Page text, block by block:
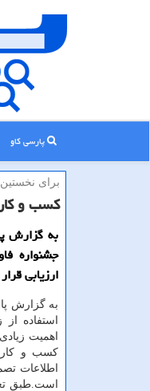
پارسی کاو
برای نخستین
كسب و
به گزارش
جشنواره
ارزیابی
به گزارش
استفاده
اهمیت
كسب و
اطلاعات
است.طبق